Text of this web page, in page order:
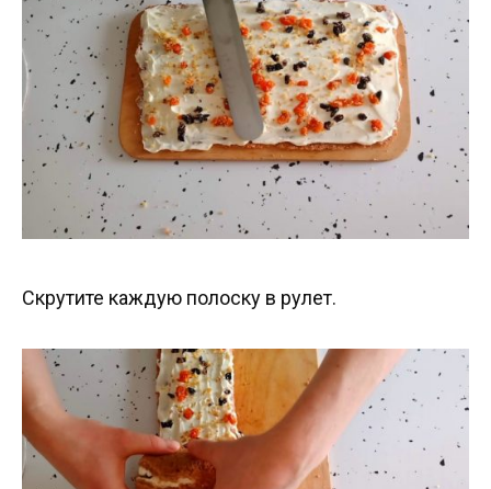
Скрутите каждую полоску в рулет.